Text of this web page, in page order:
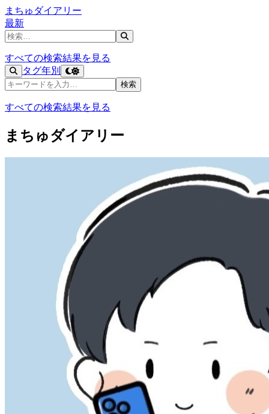
まちゅダイアリー
最新
記事を検索
すべての検索結果を見る
タグ年別
記事を検索
検索
すべての検索結果を見る
まちゅダイアリー